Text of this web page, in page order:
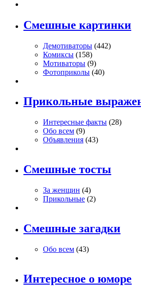
Смешные картинки
Демотиваторы (442)
Комиксы (158)
Мотиваторы (9)
Фотоприколы (40)
Прикольные
Интересные факты (28)
Обо всем (9)
Объявления (43)
Смешные тосты
За женщин (4)
Прикольные (2)
Смешные загадки
Обо всем (43)
Интересное о юморе